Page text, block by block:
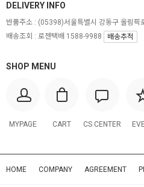
SHOP MENU
MYPAGE CART CS CENTER
DELIVERY INFO
반품주소 : (05398)서울특별시 강동구 올림픽
배송조회 : 로젠택배 1588-9988
배송추적
HOME COMPANY AGREEMENT